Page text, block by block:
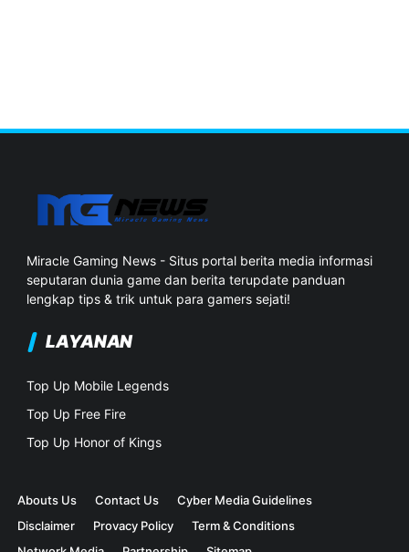
Miracle Gaming News - Situs portal berita media informasi
seputaran dunia game dan berita terupdate panduan
lengkap tips & trik untuk para gamers sejati!
LAYANAN
Top Up Mobile Legends
Top Up Free Fire
Top Up Honor of Kings
Abouts Us Contact Us
Cyber Media Guidelines
Disclaimer
Provacy Policy
Term & Conditions